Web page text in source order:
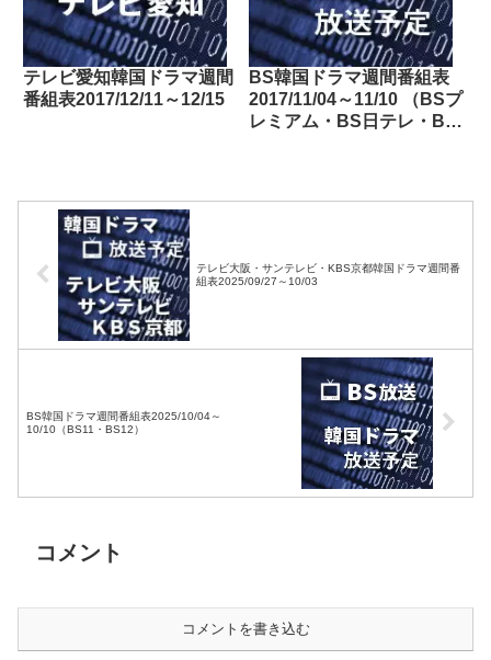
テレビ愛知韓国ドラマ週間
番組表2017/12/11～12/15
BS韓国ドラマ週間番組表
2017/11/04～11/10 （BSプ
レミアム・BS日テレ・BS
テレビ大阪・サンテレビ・KBS京都韓国ドラマ週間番
組表2025/09/27～10/03
BS韓国ドラマ週間番組表2025/10/04～
10/10（BS11・BS12）
コメント
コメントを書き込む